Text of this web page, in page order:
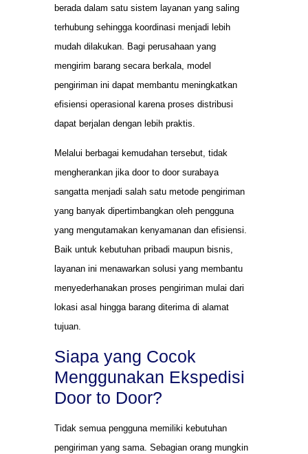
berada dalam satu sistem layanan yang saling
terhubung sehingga koordinasi menjadi lebih
mudah dilakukan. Bagi perusahaan yang
mengirim barang secara berkala, model
pengiriman ini dapat membantu meningkatkan
efisiensi operasional karena proses distribusi
dapat berjalan dengan lebih praktis.
Melalui berbagai kemudahan tersebut, tidak
mengherankan jika door to door surabaya
sangatta menjadi salah satu metode pengiriman
yang banyak dipertimbangkan oleh pengguna
yang mengutamakan kenyamanan dan efisiensi.
Baik untuk kebutuhan pribadi maupun bisnis,
layanan ini menawarkan solusi yang membantu
menyederhanakan proses pengiriman mulai dari
lokasi asal hingga barang diterima di alamat
tujuan.
Siapa yang Cocok
Menggunakan Ekspedisi
Door to Door?
Tidak semua pengguna memiliki kebutuhan
pengiriman yang sama. Sebagian orang mungkin